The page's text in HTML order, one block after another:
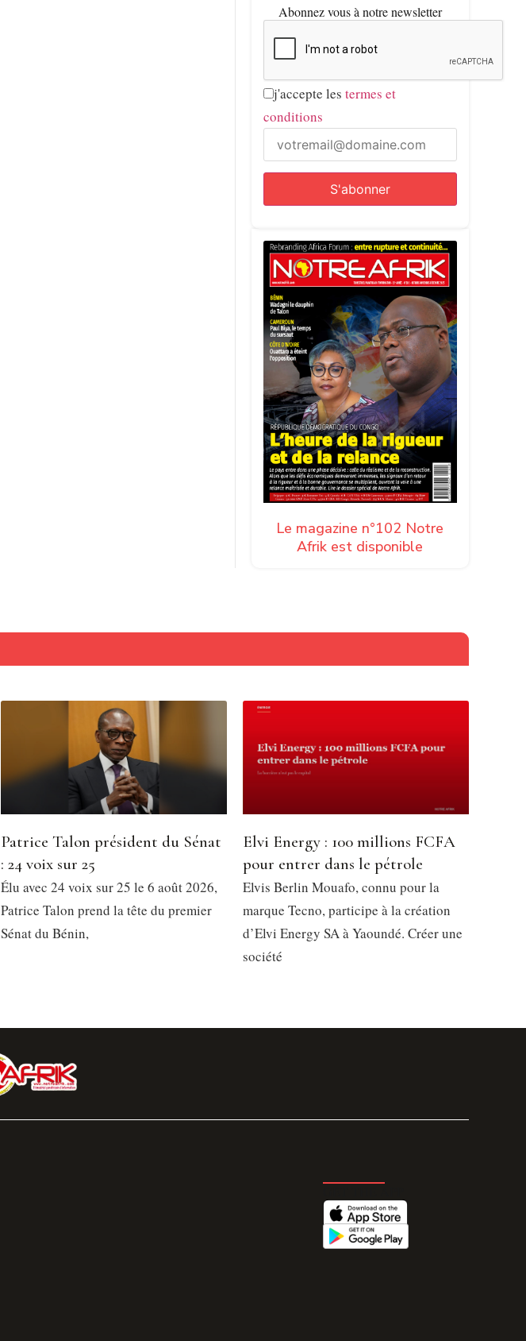
Abonnez vous à notre newsletter
j'accepte les termes et
conditions
Le magazine n°102 Notre
Afrik est disponible
Patrice Talon président du Sénat
: 24 voix sur 25
Élu avec 24 voix sur 25 le 6 août 2026,
Patrice Talon prend la tête du premier
Sénat du Bénin,
Elvi Energy : 100 millions FCFA
pour entrer dans le pétrole
Elvis Berlin Mouafo, connu pour la
marque Tecno, participe à la création
d’Elvi Energy SA à Yaoundé. Créer une
société